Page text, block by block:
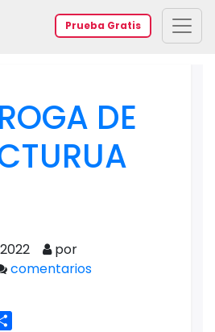
Prueba Gratis
DE
por
comentarios